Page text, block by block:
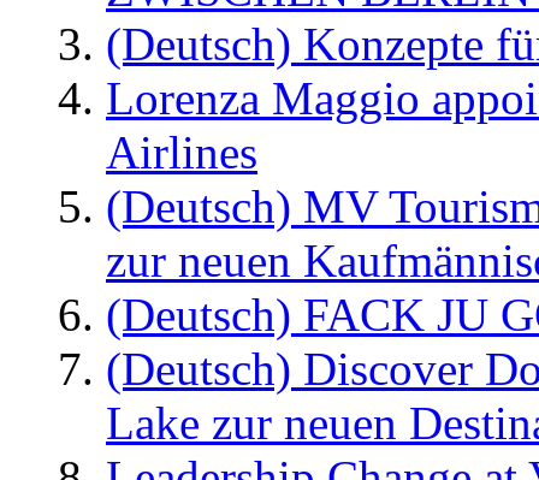
(Deutsch) Konzepte
Lorenza Maggio
Airlines
(Deutsch) MV
zur neuen
(Deutsch) FACK JU
(Deutsch) Discover
Lake zur neuen